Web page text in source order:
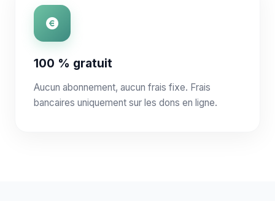
100 % gratuit
Aucun abonnement, aucun frais fixe. Frais
bancaires uniquement sur les dons en ligne.